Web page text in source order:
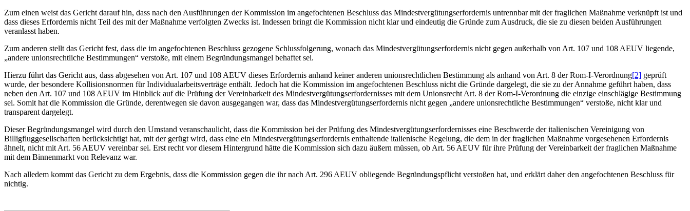
Zum einen weist das Gericht darauf hin, dass nach den Ausführungen der Kommission im angefochtenen Beschluss das Mindestvergütungserfordernis untrennbar mit der fraglichen Maßnahme verknüpft ist und
dass dieses Erfordernis nicht Teil des mit der Maßnahme verfolgten Zwecks ist. Indessen bringt die Kommission nicht klar und eindeutig die Gründe zum Ausdruck, die sie zu diesen beiden Ausführungen
veranlasst haben.
Zum anderen stellt das Gericht fest, dass die im angefochtenen Beschluss gezogene Schlussfolgerung, wonach das Mindestvergütungserfordernis nicht gegen außerhalb von Art. 107 und 108 AEUV liegende,
„andere unionsrechtliche Bestimmungen“ verstoße, mit einem Begründungsmangel behaftet sei.
Hierzu führt das Gericht aus, dass abgesehen von Art. 107 und 108 AEUV dieses Erfordernis anhand keiner anderen unionsrechtlichen Bestimmung als anhand von Art. 8 der Rom-I-Verordnung[2] geprüft
wurde, der besondere Kollisionsnormen für Individualarbeitsverträge enthält. Jedoch hat die Kommission im angefochtenen Beschluss nicht die Gründe dargelegt, die sie zu der Annahme geführt haben, dass
neben den Art. 107 und 108 AEUV im Hinblick auf die Prüfung der Vereinbarkeit des Mindestvergütungserfordernisses mit dem Unionsrecht Art. 8 der Rom-I-Verordnung die einzige einschlägige Bestimmung
sei. Somit hat die Kommission die Gründe, derentwegen sie davon ausgegangen war, dass das Mindestvergütungserfordernis nicht gegen „andere unionsrechtliche Bestimmungen“ verstoße, nicht klar und
transparent dargelegt.
Dieser Begründungsmangel wird durch den Umstand veranschaulicht, dass die Kommission bei der Prüfung des Mindestvergütungserfordernisses eine Beschwerde der italienischen Vereinigung von
Billigfluggesellschaften berücksichtigt hat, mit der gerügt wird, dass eine ein Mindestvergütungserfordernis enthaltende italienische Regelung, die dem in der fraglichen Maßnahme vorgesehenen Erfordernis
ähnelt, nicht mit Art. 56 AEUV vereinbar sei. Erst recht vor diesem Hintergrund hätte die Kommission sich dazu äußern müssen, ob Art. 56 AEUV für ihre Prüfung der Vereinbarkeit der fraglichen Maßnahme
mit dem Binnenmarkt von Relevanz war.
Nach alledem kommt das Gericht zu dem Ergebnis, dass die Kommission gegen die ihr nach Art. 296 AEUV obliegende Begründungspflicht verstoßen hat, und erklärt daher den angefochtenen Beschluss für
nichtig.